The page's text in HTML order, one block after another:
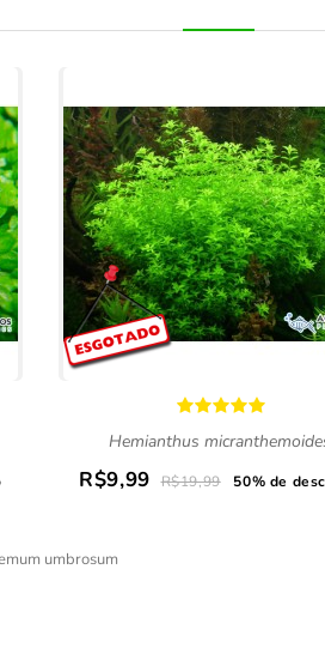
Hemianthus
R$9,99 R$19,99 50% de
umbrosum